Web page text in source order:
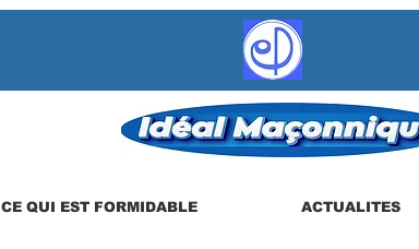
CE QUI EST FORMIDABLE ACTUALITES